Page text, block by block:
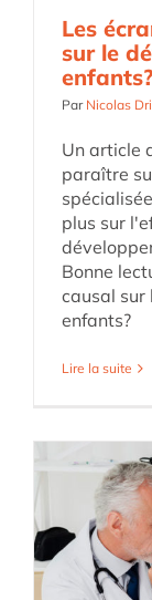
Les
sur le
enfants?
Par Nicolas
Un article
paraître
plus sur
Bonne
causal sur
enfants?
Lire la suite